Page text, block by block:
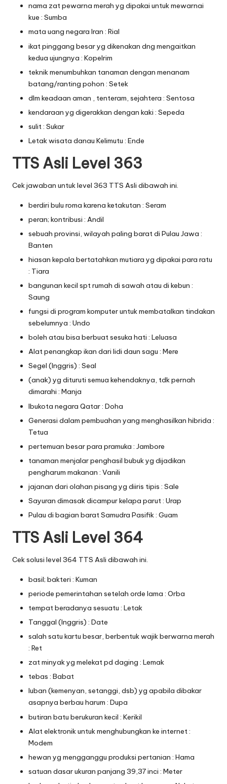
nama zat pewarna merah yg dipakai untuk mewarnai
kue : Sumba
mata uang negara Iran : Rial
ikat pinggang besar yg dikenakan dng mengaitkan
kedua ujungnya : Kopelrim
teknik menumbuhkan tanaman dengan menanam
batang/ranting pohon : Setek
dlm keadaan aman , tenteram, sejahtera : Sentosa
kendaraan yg digerakkan dengan kaki : Sepeda
sulit : Sukar
Letak wisata danau Kelimutu : Ende
TTS Asli Level 363
Cek jawaban untuk level 363 TTS Asli dibawah ini.
berdiri bulu roma karena ketakutan : Seram
peran; kontribusi : Andil
sebuah provinsi, wilayah paling barat di Pulau Jawa :
Banten
hiasan kepala bertatahkan mutiara yg dipakai para ratu
: Tiara
bangunan kecil spt rumah di sawah atau di kebun :
Saung
fungsi di program komputer untuk membatalkan tindakan
sebelumnya : Undo
boleh atau bisa berbuat sesuka hati : Leluasa
Alat penangkap ikan dari lidi daun sagu : Mere
Segel (Inggris) : Seal
(anak) yg dituruti semua kehendaknya, tdk pernah
dimarahi : Manja
Ibukota negara Qatar : Doha
Generasi dalam pembuahan yang menghasilkan hibrida :
Tetua
pertemuan besar para pramuka : Jambore
tanaman menjalar penghasil bubuk yg dijadikan
pengharum makanan : Vanili
jajanan dari olahan pisang yg diiris tipis : Sale
Sayuran dimasak dicampur kelapa parut : Urap
Pulau di bagian barat Samudra Pasifik : Guam
TTS Asli Level 364
Cek solusi level 364 TTS Asli dibawah ini.
basil; bakteri : Kuman
periode pemerintahan setelah orde lama : Orba
tempat beradanya sesuatu : Letak
Tanggal (Inggris) : Date
salah satu kartu besar, berbentuk wajik berwarna merah
: Ret
zat minyak yg melekat pd daging : Lemak
tebas : Babat
luban (kemenyan, setanggi, dsb) yg apabila dibakar
asapnya berbau harum : Dupa
butiran batu berukuran kecil : Kerikil
Alat elektronik untuk menghubungkan ke internet :
Modem
hewan yg mengganggu produksi pertanian : Hama
satuan dasar ukuran panjang 39,37 inci : Meter